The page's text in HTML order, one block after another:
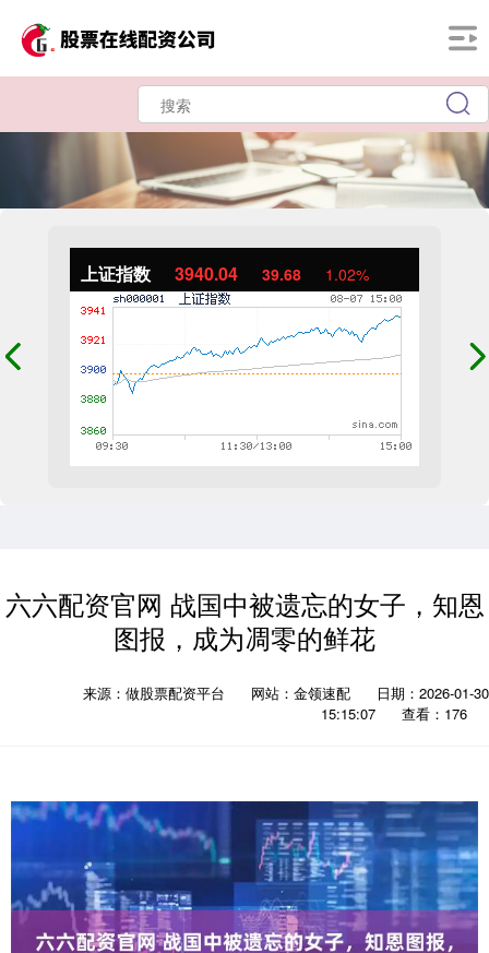
上证指数 3940.04 39.68 1.02%
六六配资官网 战国中被遗忘的女子，知恩
图报，成为凋零的鲜花
来源：做股票配资平台 网站：金领速配
日期：2026-01-30
15:15:07
查看：176